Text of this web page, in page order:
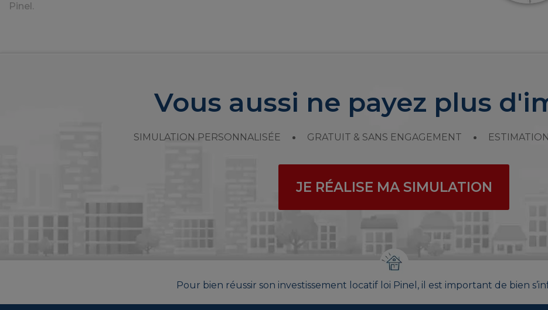
Pinel.
Vous aussi ne payez plus
SIMULATION PERSONNALISÉE GRATUIT & SANS ENGAGEMENT
JE RÉALISE MA SIMULATION
Pour bien réussir son investissement locatif loi Pinel, il est important de bien